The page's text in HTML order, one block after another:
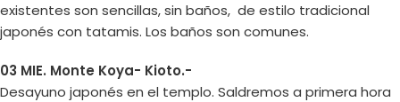
existentes son sencillas, sin baños, de estilo tradicional
japonés con tatamis. Los baños son comunes.
03 MIE. Monte Koya- Kioto.-
Desayuno japonés en el templo. Saldremos a primera hora